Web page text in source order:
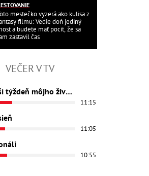
mestečko vyzerá ako kulisa z
filmu: Vedie doň jediný
a budete mať pocit, že sa
zastavil čas
VEČER V TV
Najhorší týždeň môjho života
11:15
11:05
10:55